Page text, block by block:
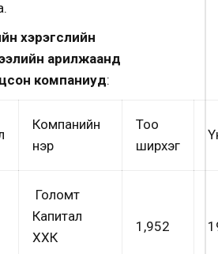
хэрэгслийн
арилжаанд
компаниуд:
Компанийн
нэр
Тоо
ширхэг
Голомт
Капитал
ХХК
1,952